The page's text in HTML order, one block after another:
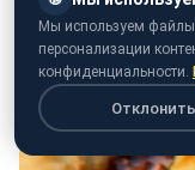
Мы используем
персонализации
конфиденциальности.
Отклонить